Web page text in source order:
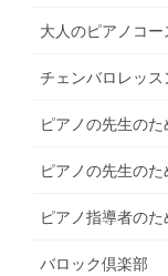
大人のピアノコー
チェンバロレッス
ピアノの先生の
ピアノの先生の
ピアノ指導者の
バロック倶楽部